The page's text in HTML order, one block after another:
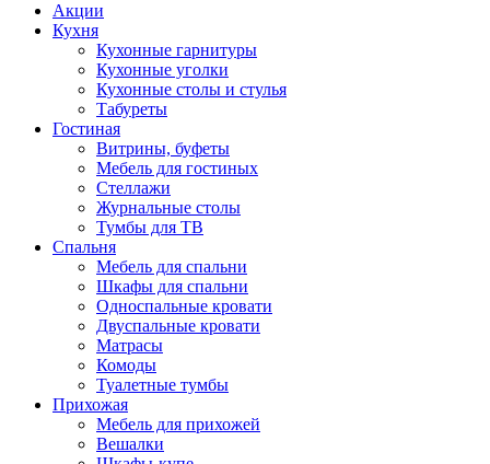
Акции
Кухня
Кухонные гарнитуры
Кухонные уголки
Кухонные столы и стулья
Табуреты
Гостиная
Витрины, буфеты
Мебель для гостиных
Стеллажи
Журнальные столы
Тумбы для ТВ
Спальня
Мебель для спальни
Шкафы для спальни
Односпальные кровати
Двуспальные кровати
Матрасы
Комоды
Туалетные тумбы
Прихожая
Мебель для прихожей
Вешалки